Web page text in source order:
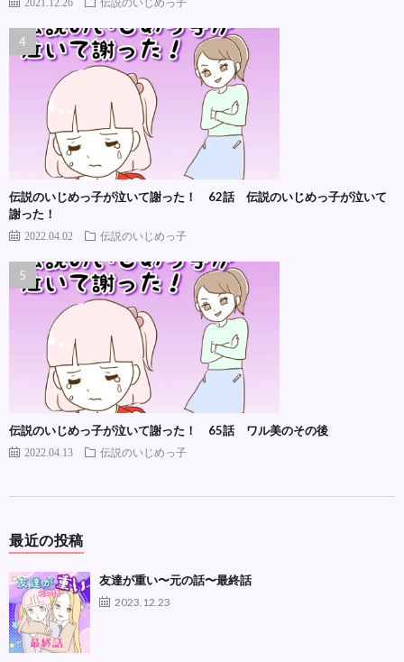
伝説のいじめっ子が泣いて謝った！ 62話 伝説のいじめっ子が泣いて
謝った！
2022.04.02 伝説のいじめっ子
伝説のいじめっ子が泣いて謝った！ 65話 ワル美のその後
2022.04.13 伝説のいじめっ子
最近の投稿
友達が重い〜元の話〜最終話
2023.12.23